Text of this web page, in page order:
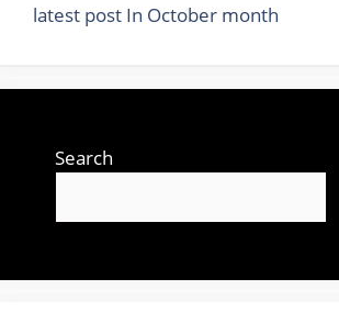
latest post In October month
Search